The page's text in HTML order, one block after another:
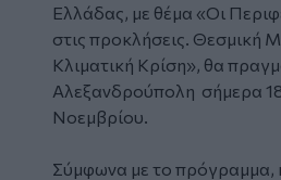
Ελλάδας, με θέμα «Οι
στις προκλήσεις. Θεσμική
Κλιματική Κρίση», θα
Αλεξανδρούπολη σήμερα
Νοεμβρίου.
Σύμφωνα με το πρόγραμμα,